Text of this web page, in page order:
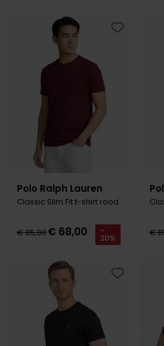
Polo Ralph Lauren
Classic Slim Fit t-shirt rood
€ 85,00€ 68,00 -
20% €